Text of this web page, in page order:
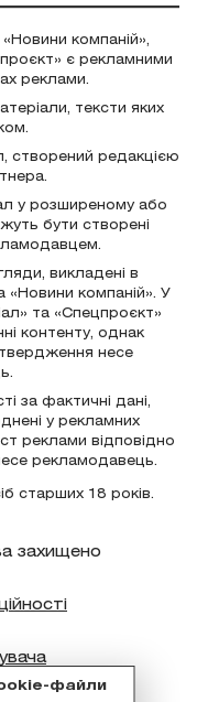
файли
компаній»,
є рекламними
реклами.
тексти яких
створений редакцією
у розширеному або
бути створені
викладені в
«Новини компаній». У
та «Спецпроєкт»
контенту, однак
твердження несе
за фактичні дані,
у рекламних
реклами відповідно
рекламодавець.
старших 18 років.
захищено